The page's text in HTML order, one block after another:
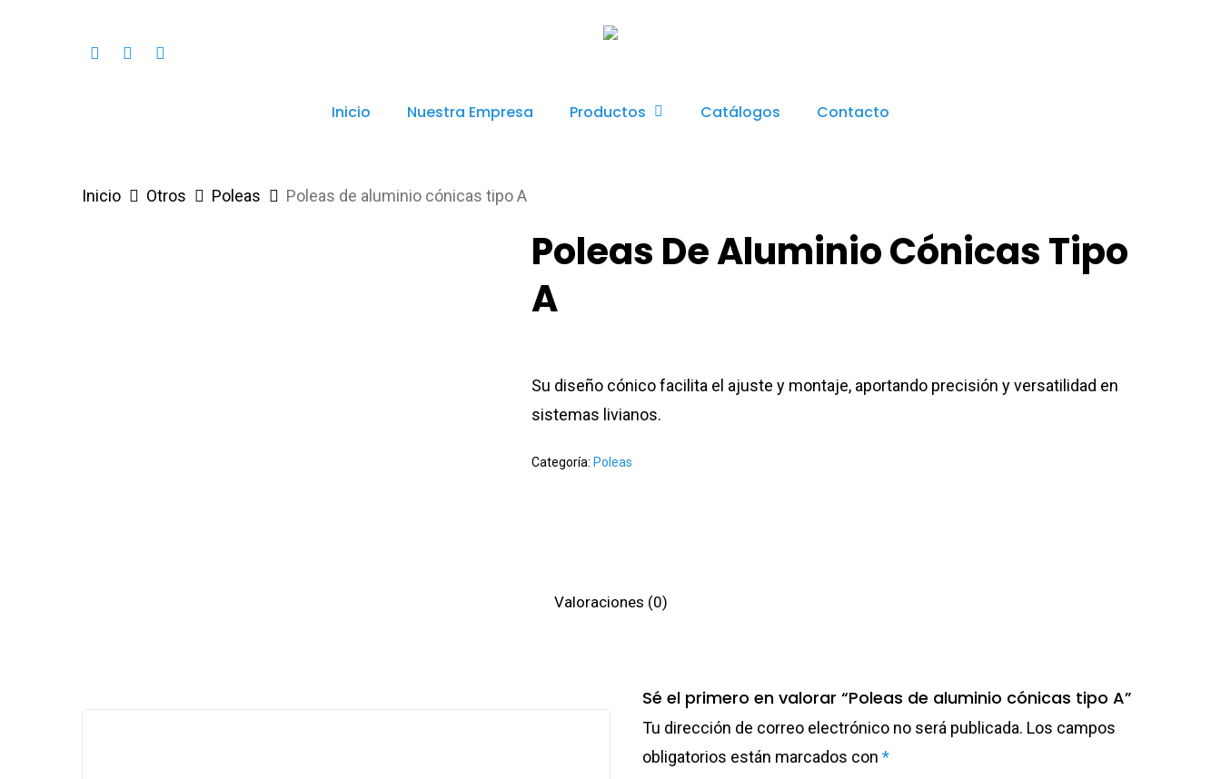
Instagram
Phone Email
Inicio Nuestra Empresa Productos Catálogos Contacto
Inicio Otros Poleas Poleas de aluminio cónicas tipo A
Poleas De Aluminio Cónicas Tipo
A
Su diseño cónico facilita el ajuste y montaje, aportando precisión y versatilidad en
sistemas livianos.
Categoría: Poleas
Valoraciones (0)
Sé el primero en valorar “Poleas de aluminio cónicas tipo A”
Tu dirección de correo electrónico no será publicada. Los campos
obligatorios están marcados con *